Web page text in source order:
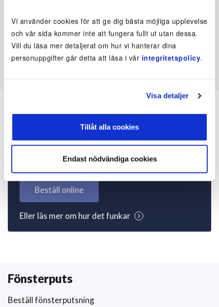
Vi använder cookies för att ge dig bästa möjliga upplevelse
och vår sida kommer inte att fungera fullt ut utan dessa.
Vill du läsa mer detaljerat om hur vi hanterar dina
personuppgifter går detta att läsa i vår integritetspolicy.
Visa detaljer
Tillåt alla cookies
Endast nödvändiga cookies
Inte kund ännu? Kom
igång nu!
Beställ online
Eller läs mer om hur det funkar
Fönsterputs
Beställ fönsterputsning